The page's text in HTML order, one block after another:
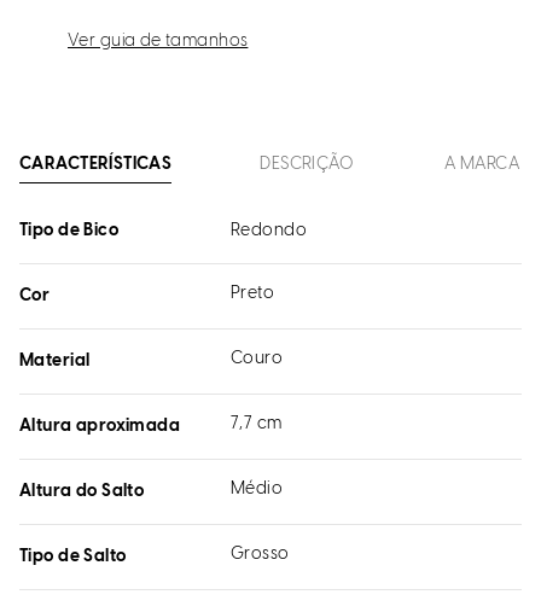
Ver guia de tamanhos
CARACTERÍSTICAS DESCRIÇÃO A MARCA
Tipo de Bico Redondo
Cor Preto
Material Couro
Altura aproximada 7,7 cm
Altura do Salto Médio
Tipo de Salto Grosso